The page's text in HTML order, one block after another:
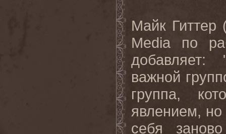
Майк Гиттер
Media по
добавляет:
важной
группа,
явлением, но
себя